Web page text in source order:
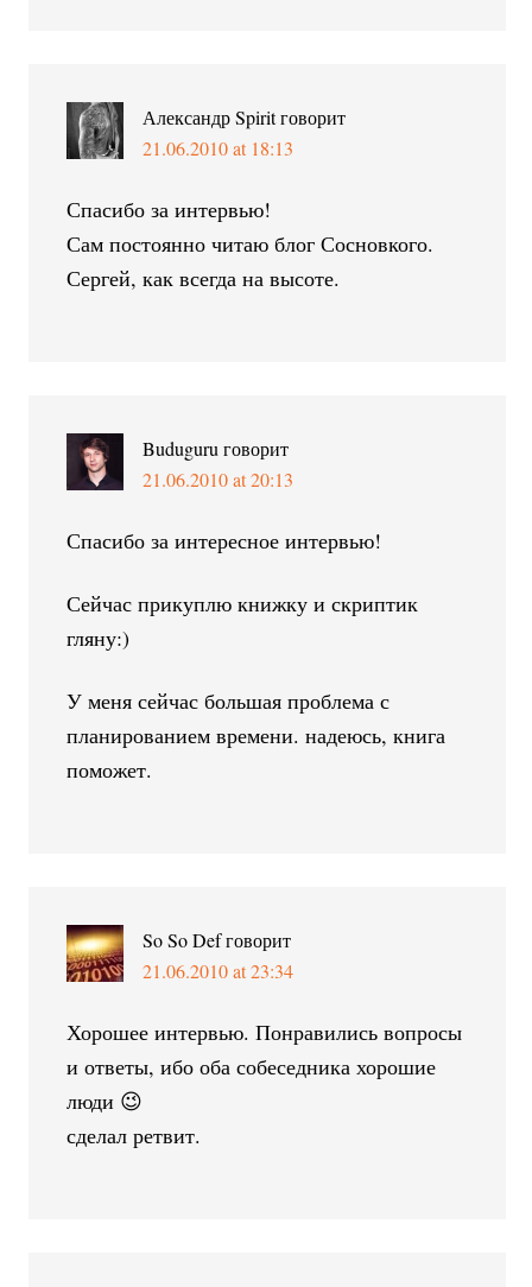
Александр Spiritговорит
21.06.2010 at 18:13
Спасибо за интервью!
Сам постоянно читаю блог Сосновкого.
Сергей, как всегда на высоте.
Buduguru говорит
21.06.2010 at 20:13
Спасибо за интересное интервью!
Сейчас прикуплю книжку и скриптик
гляну:)
У меня сейчас большая проблема с
планированием времени. надеюсь, книга
поможет.
So So Defговорит
21.06.2010 at 23:34
Хорошее интервью. Понравились вопросы
и ответы, ибо оба собеседника хорошие
люди 😉
сделал ретвит.